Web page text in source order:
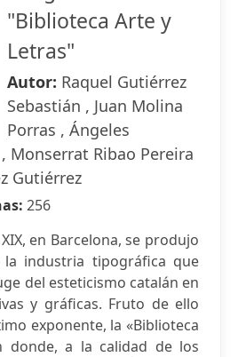
"Biblioteca Arte y
Letras"
Autor: Raquel Gutiérrez
Sebastián , Juan Molina
Porras , Ángeles
Monserrat Ribao Pereira
Gutiérrez
256
en Barcelona, se produjo
industria tipográfica que
del esteticismo catalán en
y gráficas. Fruto de ello
exponente, la «Biblioteca
donde, a la calidad de los